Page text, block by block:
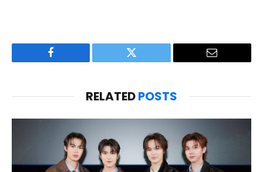
Facebook Twitter Email
RELATEDPOSTS